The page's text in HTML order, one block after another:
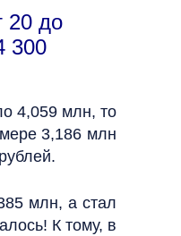
20 до
300
4,059 млн, то
3,186 млн
млн, а стал
К тому, в